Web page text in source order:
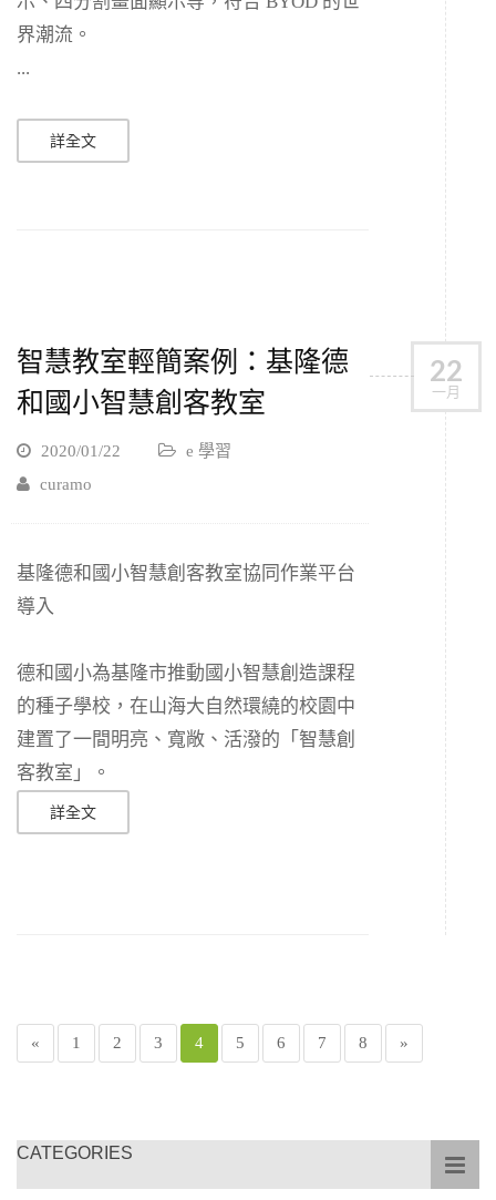
界潮流。
...
詳全文
22
一月
智慧教室輕簡案例：基隆德
和國小智慧創客教室
2020/01/22
e 學習
curamo
基隆德和國小智慧創客教室協同作業平台
導入
德和國小為基隆市推動國小智慧創造課程
的種子學校，在山海大自然環繞的校園中
建置了一間明亮、寬敞、活潑的「智慧創
客教室」。
詳全文
« 1 2 3 4 5 6 7 8 »
CATEGORIES